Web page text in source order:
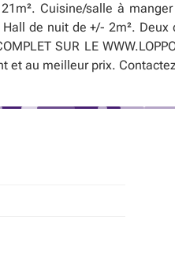
Cuisine/salle à
de nuit de +/- 2m².
SUR LE
et au meilleur prix.